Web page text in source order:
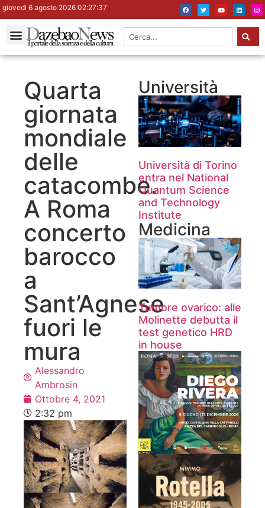
giovedì 6 agosto 2026 02:27:37
Quarta
giornata
mondiale
delle
catacombe.
A Roma
concerto
barocco
a
Sant’Agnese
fuori le
mura
Alessandro
Ambrosin
Ottobre 4, 2021
2:32 pm
Università
Università di Torino
entra nel National
Quantum Science
and Technology
Institute
Medicina
Tumore ovarico: alle
Molinette debutta il
test genetico HRD
in house